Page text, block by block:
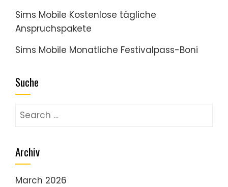
Sims Mobile Kostenlose tägliche
Anspruchspakete
Sims Mobile Monatliche Festivalpass-Boni
Suche
Search
Archiv
March 2026